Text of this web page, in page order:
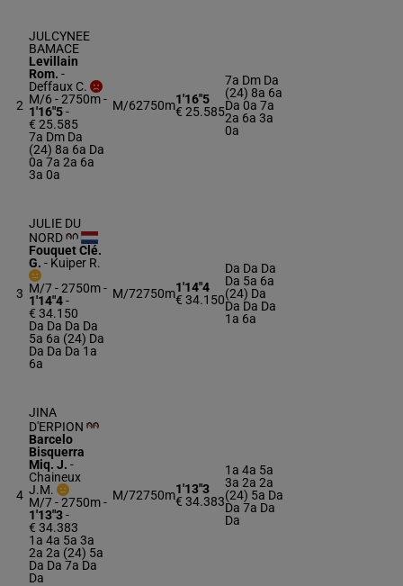
2
JULCYNEE
BAMACE
Levillain
Rom. -
Deffaux C.
M/6 - 2750m-
1'16"5-
€ 25.585
7a Dm Da
(24) 8a 6a Da
0a 7a 2a 6a
3a 0a
M/62750m1'16"5
€ 25.585
7a Dm Da
(24) 8a 6a
Da 0a 7a
2a 6a 3a
0a
3
JULIE DU
NORD
Fouquet Clé.
G. - Kuiper R.
M/7 - 2750m-
1'14"4-
€ 34.150
Da Da Da Da
5a 6a (24) Da
Da Da Da 1a
6a
M/72750m1'14"4
€ 34.150
Da Da Da
Da 5a 6a
(24) Da
Da Da Da
1a 6a
4
JINA
D'ERPION
Barcelo
Bisquerra
Miq. J. -
Chaineux
J.M.
M/7 - 2750m-
1'13"3-
€ 34.383
1a 4a 5a 3a
2a 2a (24) 5a
Da Da 7a Da
Da
M/72750m1'13"3
€ 34.383
1a 4a 5a
3a 2a 2a
(24) 5a Da
Da 7a Da
Da